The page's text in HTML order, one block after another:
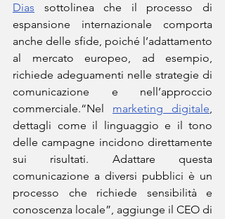
Dias sottolinea che il processo di
espansione internazionale comporta
anche delle sfide, poiché l’adattamento
al mercato europeo, ad esempio,
richiede adeguamenti nelle strategie di
comunicazione e nell’approccio
commerciale.“Nel marketing digitale,
dettagli come il linguaggio e il tono
delle campagne incidono direttamente
sui risultati. Adattare questa
comunicazione a diversi pubblici è un
processo che richiede sensibilità e